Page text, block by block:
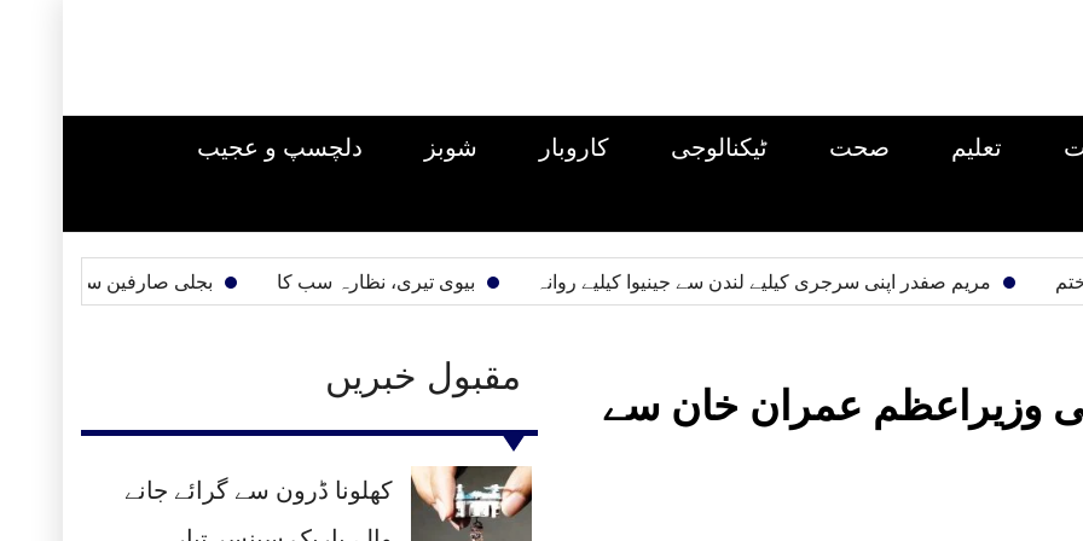
تعلیم صحت ٹیکنالوجی کاروبار شوبز دلچسپ و عجیب
مریم صفدر اپنی سرجری کیلیے لندن سے جینیوا کیلیے روانہ بیوی تیری، نظارہ سب کا بجلی صارفین سال میں ایک بار
مقبول خبریں
کھلونا ڈرون سے گرائے جانے
وزیراعظم عمران خان سے